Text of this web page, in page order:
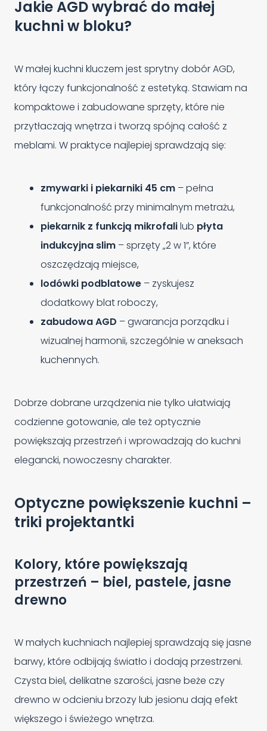
Jakie AGD wybrać do małej
kuchni w bloku?
W małej kuchni kluczem jest sprytny dobór AGD,
który łączy funkcjonalność z estetyką. Stawiam na
kompaktowe i zabudowane sprzęty, które nie
przytłaczają wnętrza i tworzą spójną całość z
meblami. W praktyce najlepiej sprawdzają się:
zmywarki i piekarniki 45 cm – pełna
funkcjonalność przy minimalnym metrażu,
piekarnik z funkcją mikrofalilub płyta
indukcyjna slim – sprzęty „2 w 1”, które
oszczędzają miejsce,
lodówki podblatowe – zyskujesz
dodatkowy blat roboczy,
zabudowa AGD – gwarancja porządku i
wizualnej harmonii, szczególnie w aneksach
kuchennych.
Dobrze dobrane urządzenia nie tylko ułatwiają
codzienne gotowanie, ale też optycznie
powiększają przestrzeń i wprowadzają do kuchni
elegancki, nowoczesny charakter.
Optyczne powiększenie kuchni –
triki projektantki
Kolory, które powiększają
przestrzeń – biel, pastele, jasne
drewno
W małych kuchniach najlepiej sprawdzają się jasne
barwy, które odbijają światło i dodają przestrzeni.
Czysta biel, delikatne szarości, jasne beże czy
drewno w odcieniu brzozy lub jesionu dają efekt
większego i świeżego wnętrza.